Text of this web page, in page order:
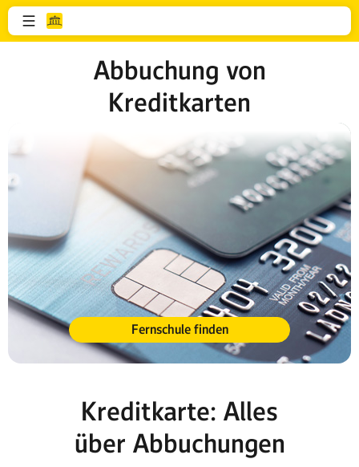
Abbuchung von
Kreditkarten
Fernschule finden
Kreditkarte: Alles
über Abbuchungen